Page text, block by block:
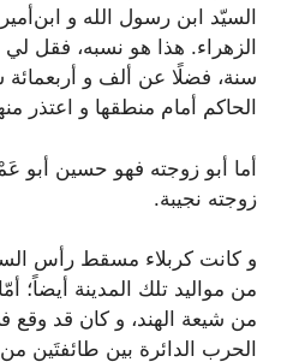
السيّد ابن رسول الله و
الزهراء. هذا هو نسبه، فقل
سنة، فضلًا عن ألف و أربعمائة
الحاكم أمام منطقها و اعتذر
أما أبو زوجته فهو حسين أبو
زوجته نجيبة.
و كانت كربلاء مسقط رأس
من مواليد تلك المدينة
من شيعة الهند، و كان قد وقع
الحرب الدائرة بين طائفتَينِ